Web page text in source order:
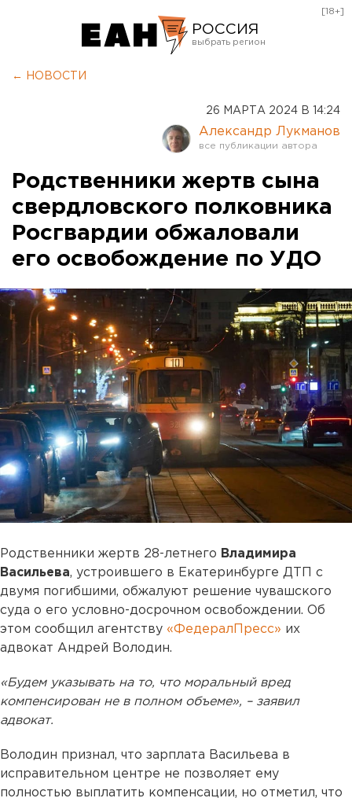
РОССИЯ
Оренбург
[18+]
← НОВОСТИ
26 МАРТА 2024 В 14:24
Александр Лукманов
Родственники жертв сына
свердловского полковника
Росгвардии обжаловали
его освобождение по УДО
Родственники жертв 28-летнего Владимира
Васильева, устроившего в Екатеринбурге ДТП с
двумя погибшими, обжалуют решение чувашского
суда о его условно-досрочном освобождении. Об
этом сообщил агентству «ФедералПресс» их
адвокат Андрей Володин.
«Будем указывать на то, что моральный вред
компенсирован не в полном объеме», – заявил
адвокат.
Володин признал, что зарплата Васильева в
исправительном центре не позволяет ему
полностью выплатить компенсации, но отметил, что